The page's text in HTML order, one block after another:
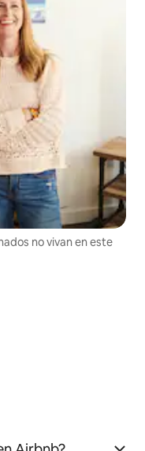
no vivan en este